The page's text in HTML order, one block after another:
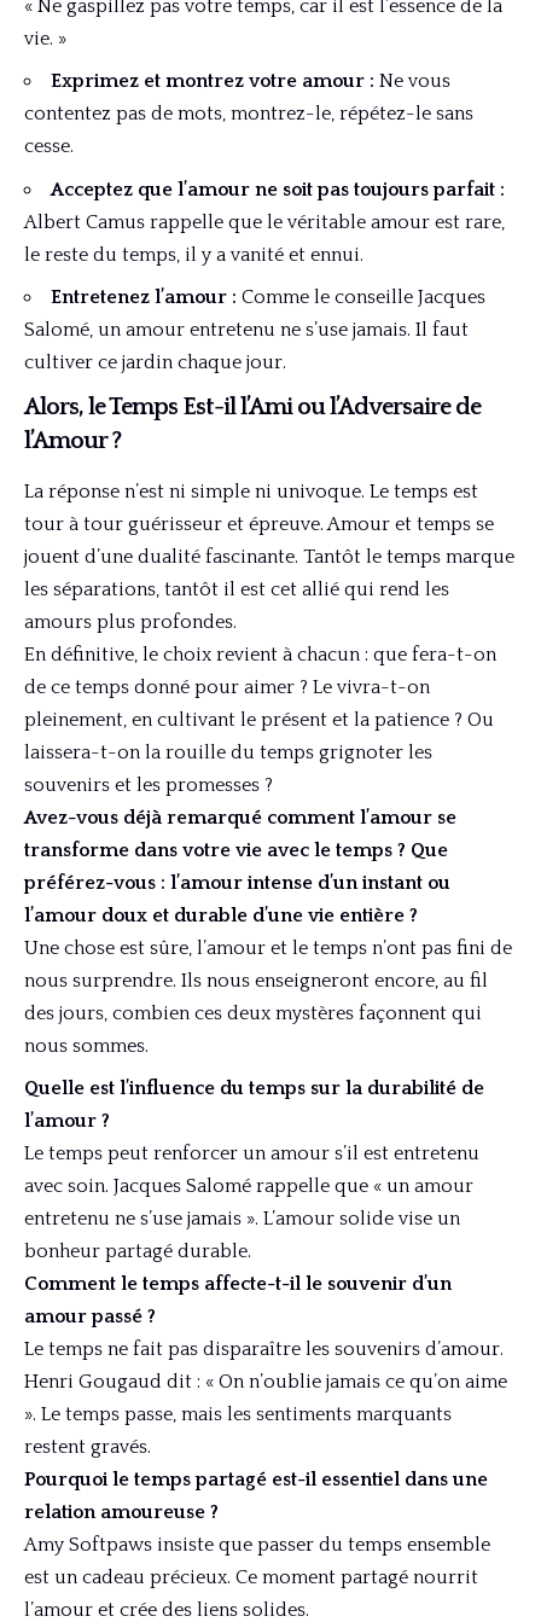
« Ne gaspillez pas votre temps, car il est l’essence de la
vie. »
Exprimez et montrez votre amour : Ne vous
contentez pas de mots, montrez-le, répétez-le sans
cesse.
Acceptez que l’amour ne soit pas toujours parfait :
Albert Camus rappelle que le véritable amour est rare,
le reste du temps, il y a vanité et ennui.
Entretenez l’amour : Comme le conseille Jacques
Salomé, un amour entretenu ne s’use jamais. Il faut
cultiver ce jardin chaque jour.
Alors, le Temps Est-il l’Ami ou l’Adversaire de
l’Amour ?
La réponse n’est ni simple ni univoque. Le temps est
tour à tour guérisseur et épreuve. Amour et temps se
jouent d’une dualité fascinante. Tantôt le temps marque
les séparations, tantôt il est cet allié qui rend les
amours plus profondes.
En définitive, le choix revient à chacun : que fera-t-on
de ce temps donné pour aimer ? Le vivra-t-on
pleinement, en cultivant le présent et la patience ? Ou
laissera-t-on la rouille du temps grignoter les
souvenirs et les promesses ?
Avez-vous déjà remarqué comment l’amour se
transforme dans votre vie avec le temps ? Que
préférez-vous : l’amour intense d’un instant ou
l’amour doux et durable d’une vie entière ?
Une chose est sûre, l’amour et le temps n’ont pas fini de
nous surprendre. Ils nous enseigneront encore, au fil
des jours, combien ces deux mystères façonnent qui
nous sommes.
Quelle est l’influence du temps sur la durabilité de
l’amour ?
Le temps peut renforcer un amour s’il est entretenu
avec soin. Jacques Salomé rappelle que « un amour
entretenu ne s’use jamais ». L’amour solide vise un
bonheur partagé durable.
Comment le temps affecte-t-il le souvenir d’un
amour passé ?
Le temps ne fait pas disparaître les souvenirs d’amour.
Henri Gougaud dit : « On n’oublie jamais ce qu’on aime
». Le temps passe, mais les sentiments marquants
restent gravés.
Pourquoi le temps partagé est-il essentiel dans une
relation amoureuse ?
Amy Softpaws insiste que passer du temps ensemble
est un cadeau précieux. Ce moment partagé nourrit
l’amour et crée des liens solides.